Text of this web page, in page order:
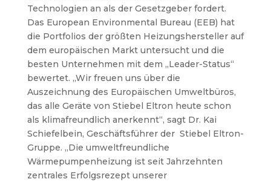
Technologien an als der Gesetzgeber fordert.
Das European Environmental Bureau (EEB) hat
die Portfolios der größten Heizungshersteller auf
dem europäischen Markt untersucht und die
besten Unternehmen mit dem „Leader-Status“
bewertet. „Wir freuen uns über die
Auszeichnung des Europäischen Umweltbüros,
das alle Geräte von Stiebel Eltron heute schon
als klimafreundlich anerkennt“, sagt Dr. Kai
Schiefelbein, Geschäftsführer der Stiebel Eltron-
Gruppe. „Die umweltfreundliche
Wärmepumpenheizung ist seit Jahrzehnten
zentrales Erfolgsrezept unserer